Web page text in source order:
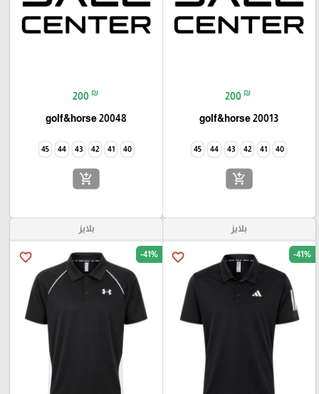
200 ₪
golf&horse 20013
40
41
42
43
44
45
add_shopping_cart
200 ₪
golf&horse 20048
40
41
42
43
44
45
add_shopping_cart
بلايز
favorite_border -41%
بلايز
favorite_border -41%